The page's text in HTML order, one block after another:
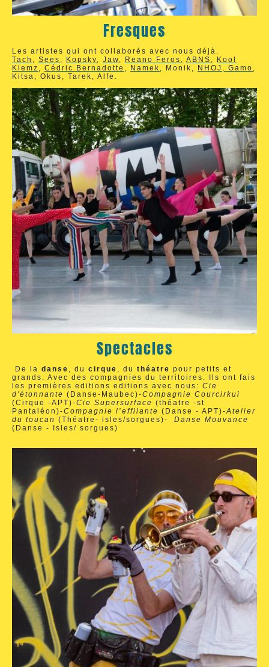
Fresques
Les artistes qui ont collaborés avec nous déjà.
Tach , Sees , Kopsky, Jaw, Reano Feros , ABNS ,
Kool
Klemz , Cédric Bernadotte , Namek , Monik, NHOJ, Gamo ,
Kitsa, Okus, Tarek, Alfe.
Spectacles
De la danse , du cirque , du théatre pour petits et
grands. Avec des compagnies du territoires. Ils ont fais
les premières editions editions avec nous: Cie
d'étonnante (Danse-Maubec)-Compagnie Courcirkui
(Cirque -APT)-Cie Supersurface (théatre -st
Pantaléon)-Compagnie l’effilante (Danse - APT)-Atelier
du toucan (Théatre- isles/sorgues)- Danse Mouvance
(Danse - Isles/ sorgues)